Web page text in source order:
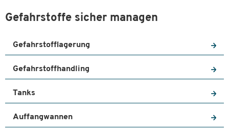
Gefahrstoffe sicher managen
Gefahrstofflagerung
Gefahrstoffhandling
Tanks
Auffangwannen